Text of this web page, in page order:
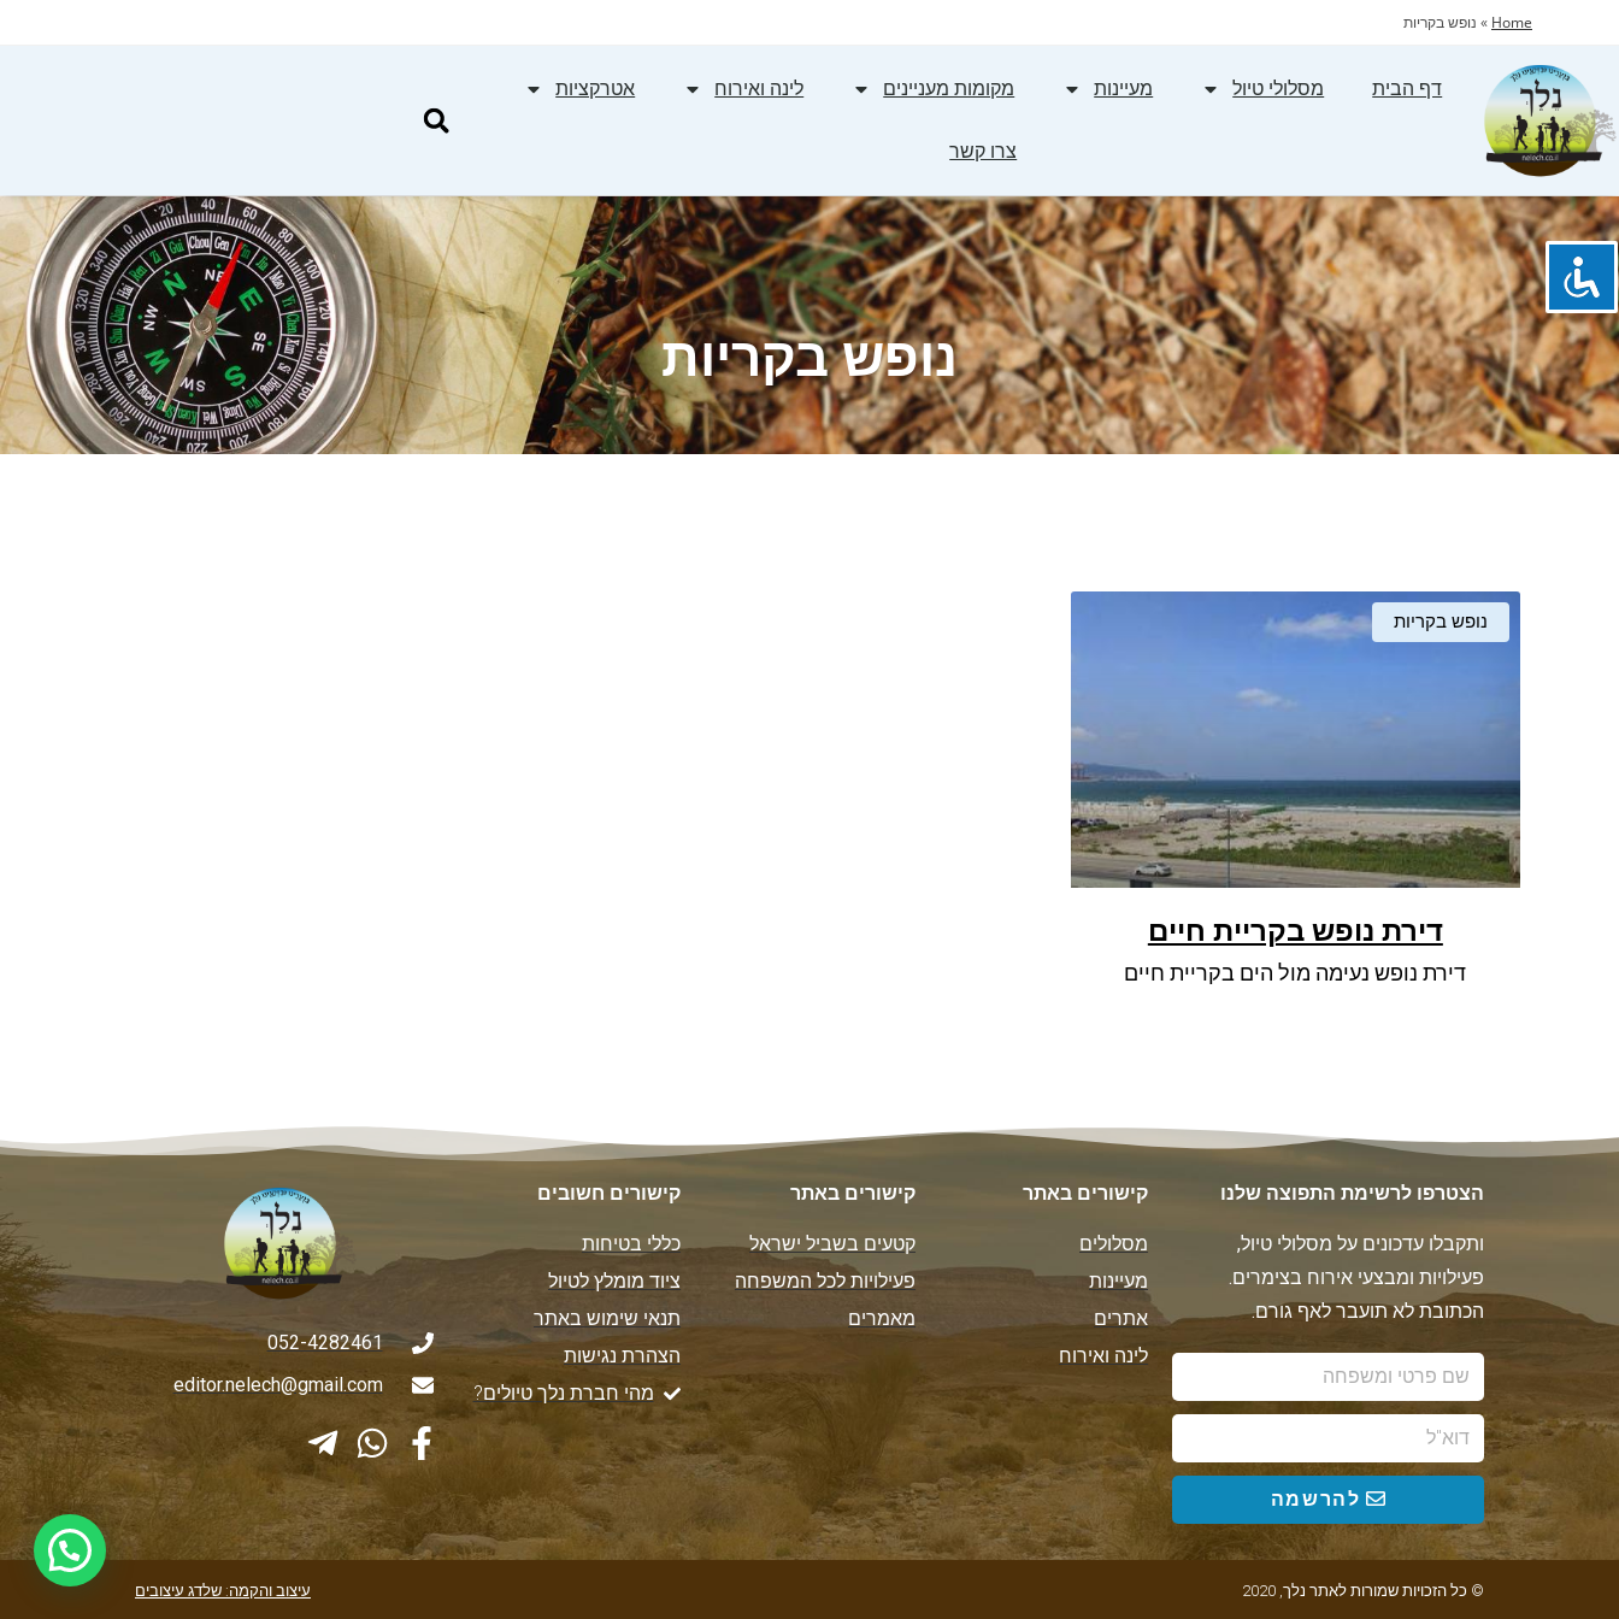
Home
» נופש בקריות
דף הבית מסלולי טיול מעיינות מקומות מעניינים לינה ואירוח אטרקציות
צרו קשר
נופש בקריות
נופש בקריות
דירת נופש בקריית חיים
דירת נופש נעימה מול הים בקריית חיים
הצטרפו לרשימת התפוצה שלנו
ותקבלו עדכונים על מסלולי טיול,
פעילויות ומבצעי אירוח בצימרים.
הכתובת לא תועבר לאף גורם.
להרשמה
קישורים באתר
מסלולים
מעיינות
אתרים
לינה ואירוח
קישורים באתר
קטעים בשביל ישראל
פעילויות לכל המשפחה
מאמרים
קישורים חשובים
כללי בטיחות
ציוד מומלץ לטיול
תנאי שימוש באתר
הצהרת נגישות
מהי חברת נלך טיולים?
052-4282461
editor.nelech@gmail.com
© כל הזכויות שמורות לאתר נלך, 2020 עיצוב והקמה: שלדג עיצובים